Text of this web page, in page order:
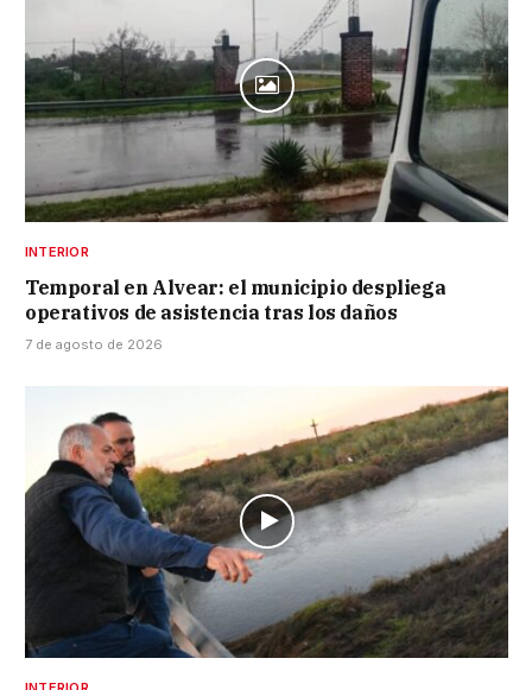
INTERIOR
Temporal en Alvear: el municipio despliega
operativos de asistencia tras los daños
7 de agosto de 2026